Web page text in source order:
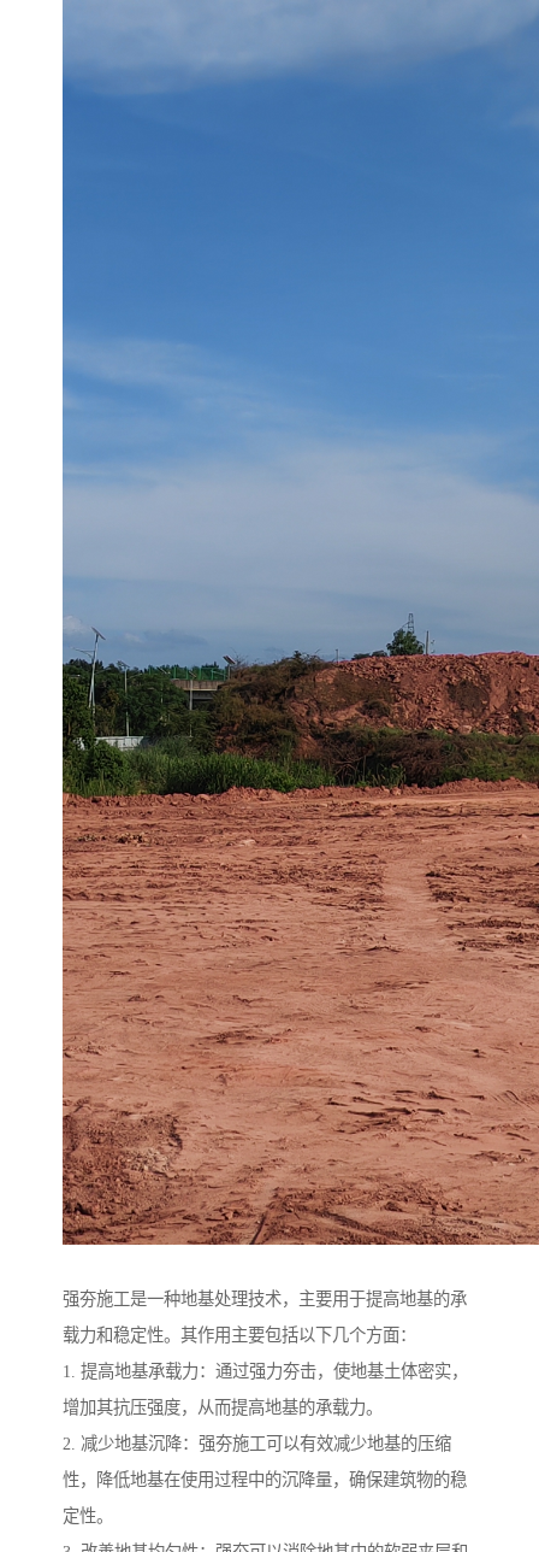
强夯施工是一种地基处理技术，主要用于提高地基的承
载力和稳定性。其作用主要包括以下几个方面：
1. 提高地基承载力：通过强力夯击，使地基土体密实，
增加其抗压强度，从而提高地基的承载力。
2. 减少地基沉降：强夯施工可以有效减少地基的压缩
性，降低地基在使用过程中的沉降量，确保建筑物的稳
定性。